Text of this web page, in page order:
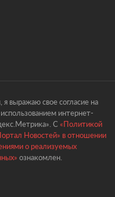
выражаю свое согласие на
интернет-
С «Политикой
Новостей» в отношении
о реализуемых
ознакомлен.